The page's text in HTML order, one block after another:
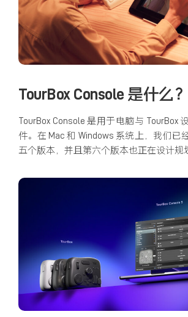
TourBox Console 是什么？
TourBox Console 是用于电脑与 TourBox
件。在 Mac 和 Windows 系统上，我们已
五个版本，并且第六个版本也正在设计规